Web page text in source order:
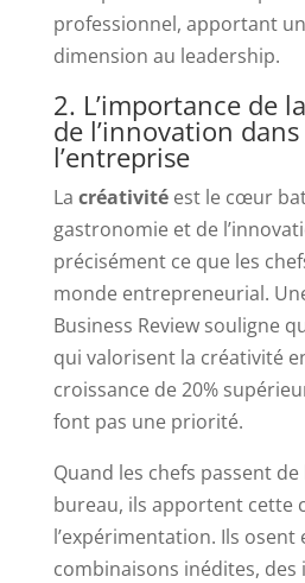
professionnel, apportant
dimension au leadership.
2. L’importance de
de l’innovation
l’entreprise
La créativitéest le cœur
gastronomie et de
précisément ce que les
monde entrepreneurial.
Business Review souligne
qui valorisent la créativité
croissance de 20%
font pas une priorité.
Quand les chefs passent
bureau, ils apportent cette
l’expérimentation. Ils osent
combinaisons inédites, des